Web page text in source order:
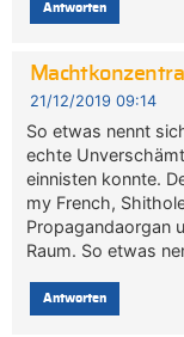
Antworten
21/12/2019 09:14
So etwas nennt
echte
einnisten konnte.
my French,
Propagandaorgan
Raum. So etwas
Antworten